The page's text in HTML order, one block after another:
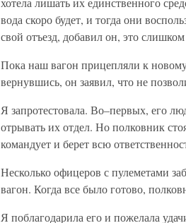
вода скоро будет, и тогда они
свой отъезд, добавил он, это
Пока наш вагон прицепляли к
вернувшись, он заявил, что не
Я запротестовала. Во–первых, его
отрывать их отдел. Но полковник
командует и берет всю
Несколько офицеров с пулеметами
вагон. Когда все было готово,
Я поблагодарила его и пожелала